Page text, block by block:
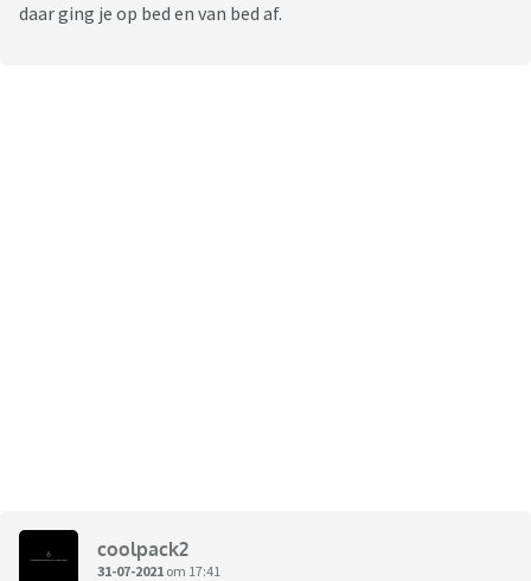
daar ging je op bed en van bed af.
coolpack2
31-07-2021 om 17:41